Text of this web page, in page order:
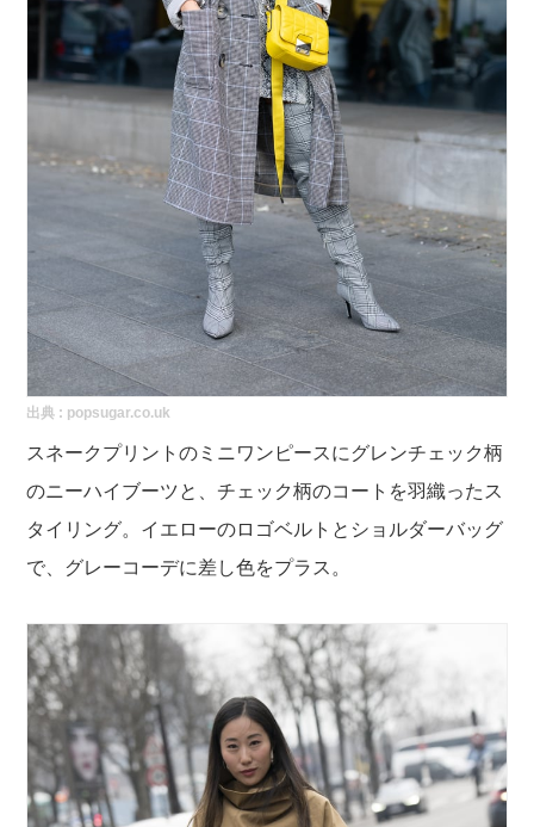
出典 : popsugar.co.uk
スネークプリントのミニワンピースにグレンチェック柄
のニーハイブーツと、チェック柄のコートを羽織ったス
タイリング。イエローのロゴベルトとショルダーバッグ
で、グレーコーデに差し色をプラス。